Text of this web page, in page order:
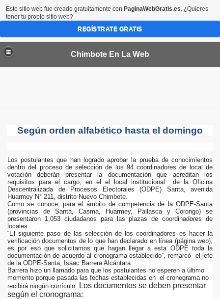
Chimbote En La Web
Según orden alfabético hasta el domingo
Los postulantes que han logrado aprobar la prueba de conocimientos
dentro del proceso de selección de los 94 coordinadores de local de
votación deberán presentar la documentación que acreditan los
requisitos para el cargo, en el el local institucional de la Oficina
Descentralizada de Procesos Electorales (ODPE) Santa, avenida
Huarmey N° 211, distrito Nuevo Chimbote.
Como se conoce, para el ámbito de competencia de la ODPE-Santa
(provincias de Santa, Casma, Huarmey, Pallasca y Corongo) se
presentaron 1,053 ciudadanos para las plazas de coordinadores de
locales.
“El siguiente paso de las selección de los coordinadores es hacer la
verificación documentos de lo que han declarado en línea (página web),
es por eso que solicitamos que hagan llegar a esta ODPE toda la
documentación de acuerdo al cronograma establecido”, remarcó el jefe
de la ODPE-Santa, Isaac Barrera Alcántara.
Barrera hizo un llamado para que los postulantes no esperen a último
momento porque pasada las fechas establecidas en el cronograma no
recibirá ningún currículo.
Los documentos se deben presentar
según el cronograma:
VALORIZADOS EN MEDIO MILLON DE SOLES
en EEUU
Chimbote
de los Bancos en Robo
DEL PERU
Este sitio web fue creado gratuitamente con PaginaWebGratis.es. ¿Quieres
tener tu propio sitio web?
REGÍSTRATE GRATIS